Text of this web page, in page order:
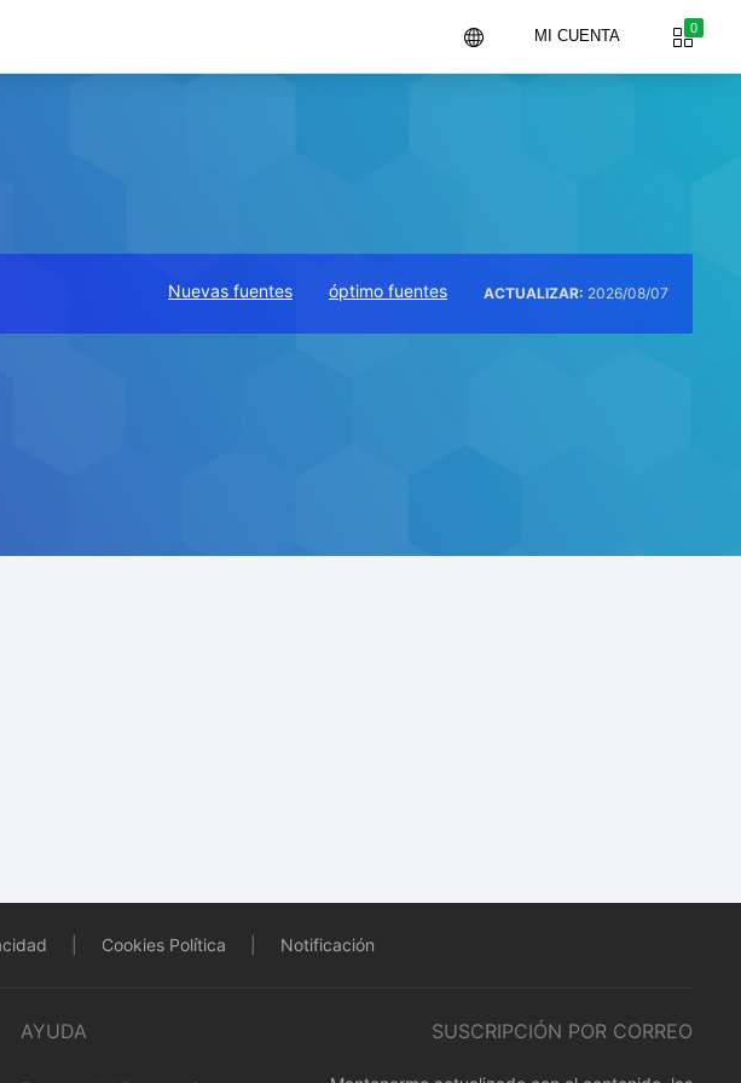
0
MI CUENTA
ACTUALIZAR: 2026/08/07
Nuevas fuentes óptimo fuentes
Cookies Política Notificación
AYUDA SUSCRIPCIÓN POR CORREO